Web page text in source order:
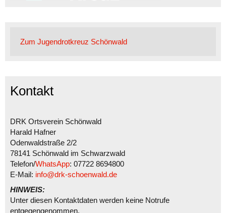
Zum Jugendrotkreuz Schönwald
Kontakt
DRK Ortsverein Schönwald
Harald Hafner
Odenwaldstraße 2/2
78141 Schönwald im Schwarzwald
Telefon/WhatsApp: 07722 8694800
E-Mail: info@drk-schoenwald.de
HINWEIS:
Unter diesen Kontaktdaten werden keine Notrufe
entgegengenommen.